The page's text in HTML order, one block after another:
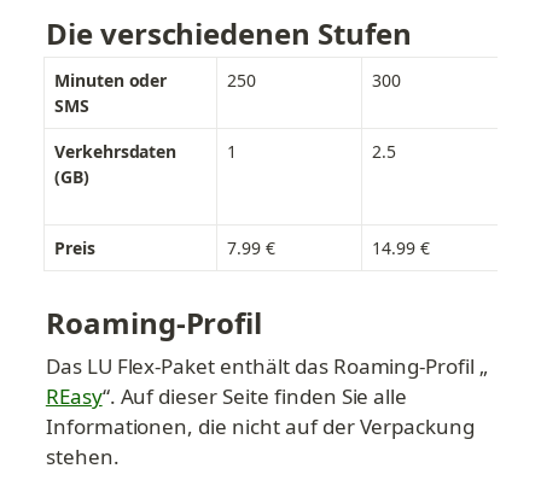
Die verschiedenen Stufen
Minuten oder
SMS
250 300
Verkehrsdaten
(GB)
1 2.5
Preis 7.99 € 14.99 €
Roaming-Profil
Das LU Flex-Paket enthält das Roaming-Profil „
REasy“. Auf dieser Seite finden Sie alle
Informationen, die nicht auf der Verpackung
stehen.